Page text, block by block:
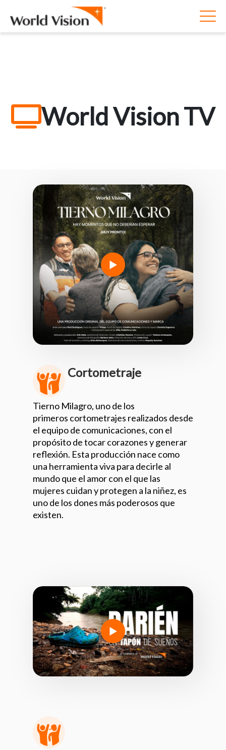
World Vision TV
Cortometraje
Tierno Milagro, uno de los
primeros cortometrajes realizados desde
el equipo de comunicaciones, con el
propósito de tocar corazones y generar
reflexión. Esta producción nace como
una herramienta viva para decirle al
mundo que el amor con el que las
mujeres cuidan y protegen a la niñez, es
uno de los dones más poderosos que
existen.